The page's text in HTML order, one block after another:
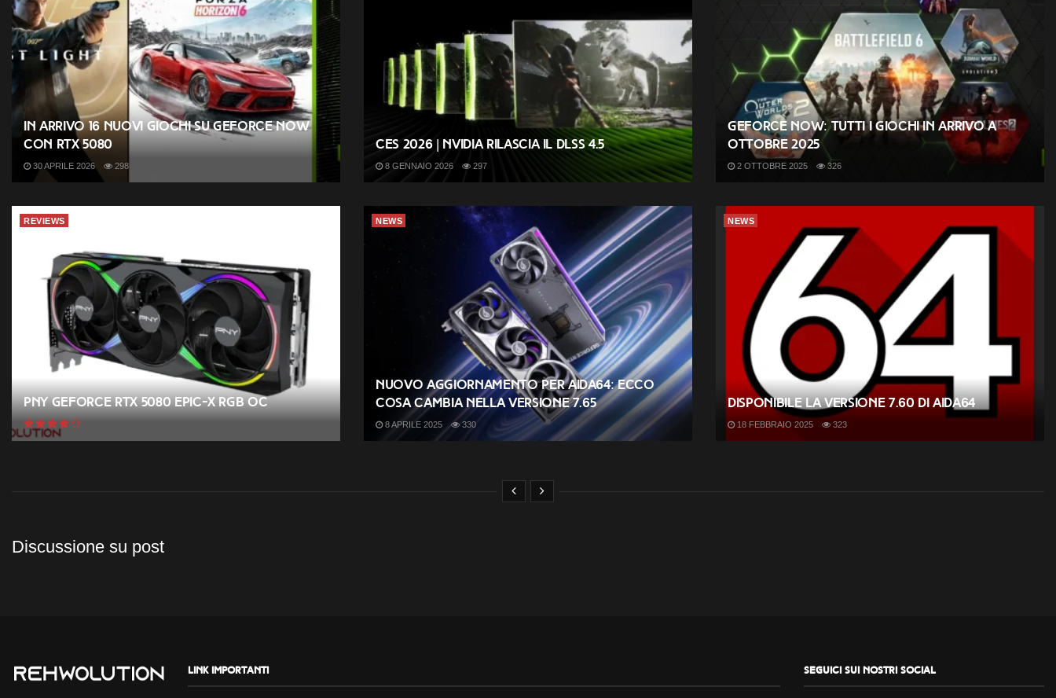
In arrivo 16 nuovi giochi su GeForce NOW
con RTX 5080
30 APRILE 2026 298
CES 2026 | Nvidia rilascia il DLSS 4.5
8 GENNAIO 2026 297
GeForce NOW: tutti i giochi in arrivo a
ottobre 2025
2 OTTOBRE 2025 326
REVIEWS
PNY GeForce RTX 5080 EPIC-X RGB OC
NEWS
Nuovo aggiornamento per AIDA64: ecco
cosa cambia nella versione 7.65
8 APRILE 2025 330
NEWS
Disponibile la versione 7.60 di AIDA64
18 FEBBRAIO 2025 323
Discussione su post
Link importanti Seguici sui nostri social